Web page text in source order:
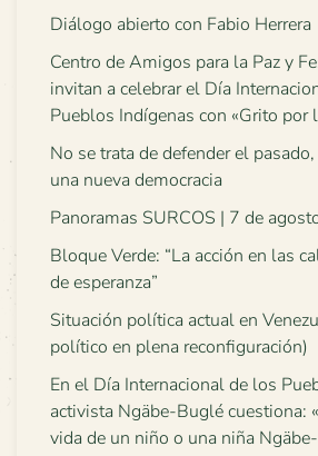
Diálogo abierto con Fabio Herrera
Centro de Amigos para la Paz y
invitan a celebrar el Día
Pueblos Indígenas con «Grito por
No se trata de defender el
una nueva democracia
Panoramas SURCOS | 7 de
Bloque Verde: “La acción en las
de esperanza”
Situación política actual en
político en plena reconfiguración)
En el Día Internacional de los
activista Ngäbe-Buglé cuestiona:
vida de un niño o una niña